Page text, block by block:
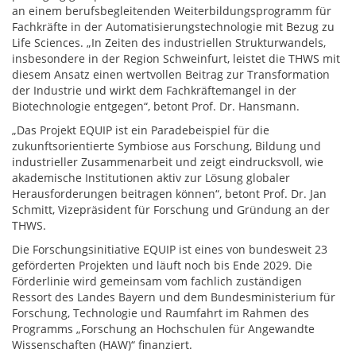
an einem berufsbegleitenden Weiterbildungsprogramm für
Fachkräfte in der Automatisierungstechnologie mit Bezug zu
Life Sciences. „In Zeiten des industriellen Strukturwandels,
insbesondere in der Region Schweinfurt, leistet die THWS mit
diesem Ansatz einen wertvollen Beitrag zur Transformation
der Industrie und wirkt dem Fachkräftemangel in der
Biotechnologie entgegen“, betont Prof. Dr. Hansmann.
„Das Projekt EQUIP ist ein Paradebeispiel für die
zukunftsorientierte Symbiose aus Forschung, Bildung und
industrieller Zusammenarbeit und zeigt eindrucksvoll, wie
akademische Institutionen aktiv zur Lösung globaler
Herausforderungen beitragen können“, betont Prof. Dr. Jan
Schmitt, Vizepräsident für Forschung und Gründung an der
THWS.
Die Forschungsinitiative EQUIP ist eines von bundesweit 23
geförderten Projekten und läuft noch bis Ende 2029. Die
Förderlinie wird gemeinsam vom fachlich zuständigen
Ressort des Landes Bayern und dem Bundesministerium für
Forschung, Technologie und Raumfahrt im Rahmen des
Programms „Forschung an Hochschulen für Angewandte
Wissenschaften (HAW)“ finanziert.